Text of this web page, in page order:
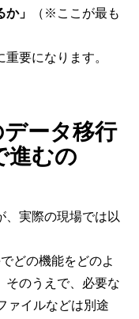
」
（※ここが最も
要になります。
ータ移行
進むの
、実際の現場では以
どの機能をどのよ
そのうえで、必要な
ァイルなどは別途